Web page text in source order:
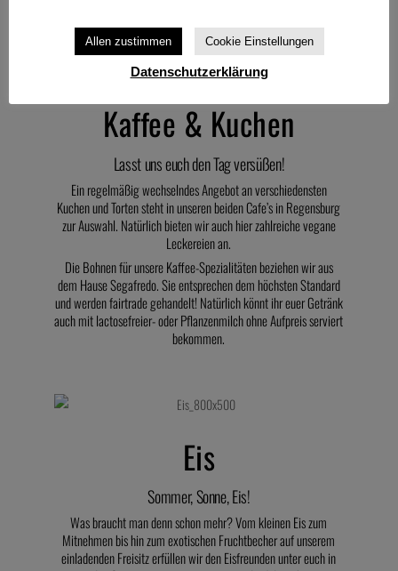
Kaffee & Kuchen
Lasst uns euch den Tag versüßen!
Ein regelmäßig wechselndes Angebot an verschiedensten
Kuchen und Torten steht in unseren beiden Cafe’s in Regensburg
zur Auswahl. Natürlich bieten wir auch hier zahlreiche vegane
Leckereien an.
Die Bohnen für unsere Kaffee-Spezialitäten beziehen wir aus
dem Hause Segafredo. Sie entsprechen dem höchsten Standard
und werden fairtrade gehandelt! Natürlich könnt ihr euer Getränk
auch mit lactosefreier- oder Pflanzenmilch ohne Aufpreis serviert
bekommen.
Eis
Sommer, Sonne, Eis!
Was braucht man denn schon mehr? Vom kleinen Eis zum
Mitnehmen bis hin zum exotischen Fruchtbecher auf unserem
einladenden Freisitz erfüllen wir den Eisfreunden unter euch in
Allen zustimmen Cookie Einstellungen
Datenschutzerklärung